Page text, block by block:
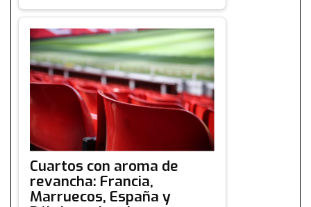
Cuartos con aroma de
revancha: Francia,
Marruecos, España y